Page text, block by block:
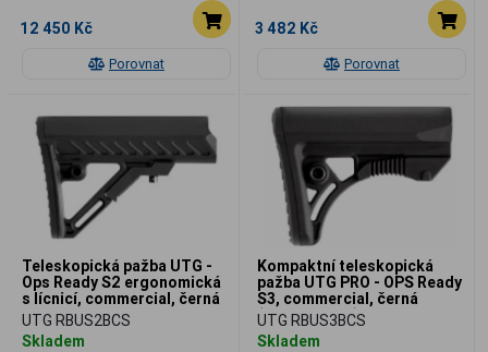
Porovnat
12 450 Kč
Porovnat
3 482 Kč
Teleskopická pažba UTG -
Ops Ready S2 ergonomická
s lícnicí, commercial, černá
UTG RBUS2BCS
Skladem
Kompaktní teleskopická
pažba UTG PRO - OPS Ready
S3, commercial, černá
(pouze pažba)
UTG RBUS3BCS
Skladem